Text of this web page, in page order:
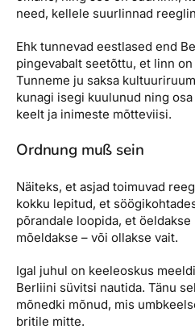
need, kellele suurlinnad
Ehk tunnevad eestlased end
pingevabalt seetõttu, et linn
Tunneme ju saksa
kunagi isegi kuulunud ning
keelt ja inimeste mõtteviisi.
Ordnung muß sein
Näiteks, et asjad toimuvad
kokku lepitud, et
põrandale loopida, et öeldakse
mõeldakse – või ollakse vait.
Igal juhul on keeleoskus
Berliini süvitsi nautida. Tänu
mõnedki mõnud, mis
britile mitte.